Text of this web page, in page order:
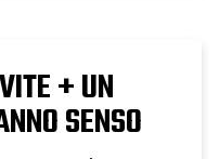
+ UN
SENSO